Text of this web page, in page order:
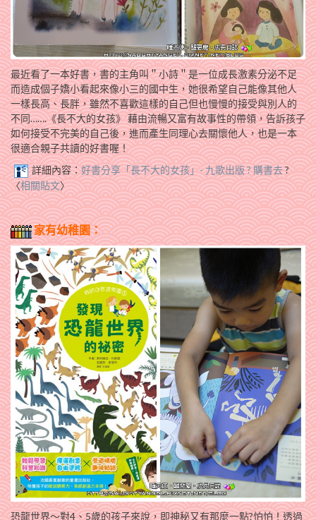
最近看了一本好書，書的主角叫＂小詩＂是一位成長激素分泌不足
而造成個子嬌小看起來像小三的國中生，她很希望自己能像其他人
一樣長高、長胖，雖然不喜歡這樣的自己但也慢慢的接受與別人的
不同…….《長不大的女孩》 藉由流暢又富有故事性的帶領，告訴孩子
如何接受不完美的自己後，進而產生同理心去關懷他人，也是一本
很適合親子共讀的好書喔！
詳細內容：好書分享「長不大的女孩」- 九歌出版 ? 購書去?
〈相關貼文〉
家有幼稚園：
恐龍世界～對4、5歲的孩子來說，即神秘又有那麼一點?怕怕！透過